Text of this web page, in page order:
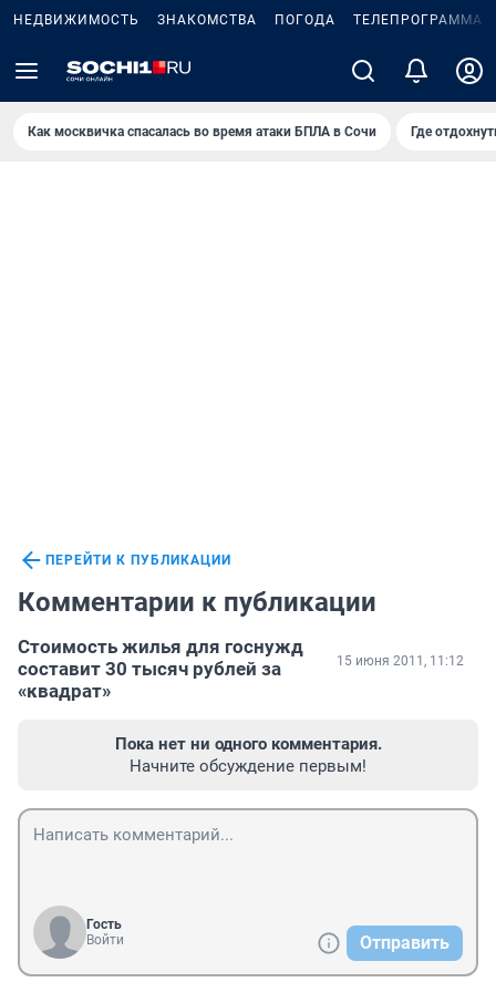
НЕДВИЖИМОСТЬ ЗНАКОМСТВА ПОГОДА ТЕЛЕПРОГРАММА
Как москвичка спасалась во время атаки БПЛА в Сочи Где
ПЕРЕЙТИ К ПУБЛИКАЦИИ
Комментарии к публикации
Стоимость жилья для госнужд
составит 30 тысяч рублей за
«квадрат»
15 июня 2011, 11:12
Пока нет ни одного комментария.
Начните обсуждение первым!
Гость
Войти
Отправить